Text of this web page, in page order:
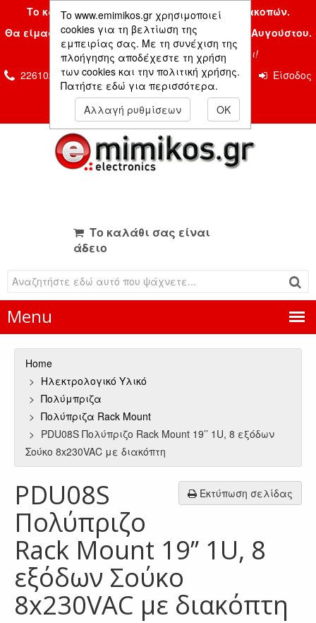
To www.emimikos.gr χρησιμοποιεί
cookies για τη βελτίωση της
εμπειρίας σας. Με τη συνέχιση της
πλοήγησης αποδέχεστε τη χρήση
των cookies και την πολιτική χρήσης.
Πατήστε εδώ για περισσότερα.
Αλλαγή ρυθμίσεων
OK
Το κατάστημα μας είναι κλειστό λόγω διακοπών.
Θα είμαστε και πάλι μαζί σας την Δευτέρα 24 Αυγούστου.
Σας ευχόμαστε ένα όμορφο καλοκαίρι!
2261026435 & 2261081666
Επικοινωνία
Είσοδος
Μέλους
Το καλάθι σας είναι
άδειο
Menu
Home
Ηλεκτρολογικό Υλικό
Πολύμπριζα
Πολύπριζα Rack Mount
PDU08S Πολύπριζο Rack Mount 19’’ 1U, 8 εξόδων
Σούκο 8x230VAC με διακόπτη
Εκτύπωση σελίδας
PDU08S
Πολύπριζο
Rack Mount 19’’ 1U, 8
εξόδων Σούκο
8x230VAC με διακόπτη